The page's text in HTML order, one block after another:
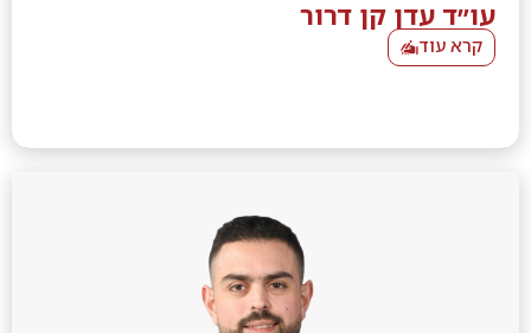
עו״ד עדן קן דרור
קרא עוד